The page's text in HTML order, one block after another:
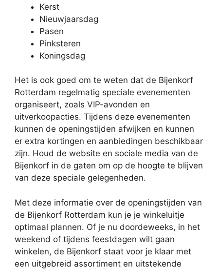
Kerst
Nieuwjaarsdag
Pasen
Pinksteren
Koningsdag
Het is ook goed om te weten dat de Bijenkorf
Rotterdam regelmatig speciale evenementen
organiseert, zoals VIP-avonden en
uitverkoopacties. Tijdens deze evenementen
kunnen de openingstijden afwijken en kunnen
er extra kortingen en aanbiedingen beschikbaar
zijn. Houd de website en sociale media van de
Bijenkorf in de gaten om op de hoogte te blijven
van deze speciale gelegenheden.
Met deze informatie over de openingstijden van
de Bijenkorf Rotterdam kun je je winkeluitje
optimaal plannen. Of je nu doordeweeks, in het
weekend of tijdens feestdagen wilt gaan
winkelen, de Bijenkorf staat voor je klaar met
een uitgebreid assortiment en uitstekende